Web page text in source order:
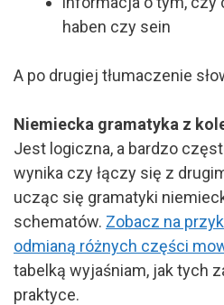
haben czy sein
A po drugiej tłumaczenie
Niemiecka gramatyka z
Jest logiczna, a bardzo
wynika czy łączy się z
ucząc się gramatyki
schematów. Zobacz na
odmianą różnych części
tabelką wyjaśniam, jak tych
praktyce.